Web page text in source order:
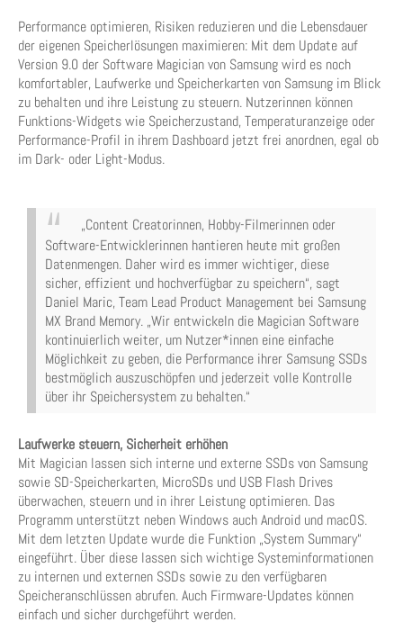
Performance optimieren, Risiken reduzieren und die Lebensdauer
der eigenen Speicherlösungen maximieren: Mit dem Update auf
Version 9.0 der Software Magician von Samsung wird es noch
komfortabler, Laufwerke und Speicherkarten von Samsung im Blick
zu behalten und ihre Leistung zu steuern. Nutzerinnen können
Funktions-Widgets wie Speicherzustand, Temperaturanzeige oder
Performance-Profil in ihrem Dashboard jetzt frei anordnen, egal ob
im Dark- oder Light-Modus.
„Content Creatorinnen, Hobby-Filmerinnen oder
Software-Entwicklerinnen hantieren heute mit großen
Datenmengen. Daher wird es immer wichtiger, diese
sicher, effizient und hochverfügbar zu speichern“, sagt
Daniel Maric, Team Lead Product Management bei Samsung
MX Brand Memory. „Wir entwickeln die Magician Software
kontinuierlich weiter, um Nutzer*innen eine einfache
Möglichkeit zu geben, die Performance ihrer Samsung SSDs
bestmöglich auszuschöpfen und jederzeit volle Kontrolle
über ihr Speichersystem zu behalten.“
Laufwerke steuern, Sicherheit erhöhen
Mit Magician lassen sich interne und externe SSDs von Samsung
sowie SD-Speicherkarten, MicroSDs und USB Flash Drives
überwachen, steuern und in ihrer Leistung optimieren. Das
Programm unterstützt neben Windows auch Android und macOS.
Mit dem letzten Update wurde die Funktion „System Summary“
eingeführt. Über diese lassen sich wichtige Systeminformationen
zu internen und externen SSDs sowie zu den verfügbaren
Speicheranschlüssen abrufen. Auch Firmware-Updates können
einfach und sicher durchgeführt werden.